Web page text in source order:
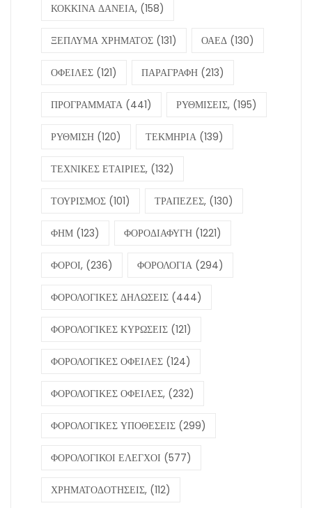
ΚΟΚΚΙΝΑ ΔΑΝΕΙΑ, (158)
ΞΕΠΛΥΜΑ ΧΡΗΜΑΤΟΣ (131) ΟΑΕΔ (130)
ΟΦΕΙΛΕΣ (121) ΠΑΡΑΓΡΑΦΗ (213)
ΠΡΟΓΡΑΜΜΑΤΑ (441) ΡΥΘΜΙΣΕΙΣ, (195)
ΡΥΘΜΙΣΗ (120) ΤΕΚΜΗΡΙΑ (139)
ΤΕΧΝΙΚΕΣ ΕΤΑΙΡΙΕΣ, (132)
ΤΟΥΡΙΣΜΟΣ (101) ΤΡΑΠΕΖΕΣ, (130)
ΦΗΜ (123) ΦΟΡΟΔΙΑΦΥΓΗ (1221)
ΦΟΡΟΙ, (236) ΦΟΡΟΛΟΓΙΑ (294)
ΦΟΡΟΛΟΓΙΚΕΣ ΔΗΛΩΣΕΙΣ (444)
ΦΟΡΟΛΟΓΙΚΕΣ ΚΥΡΩΣΕΙΣ (121)
ΦΟΡΟΛΟΓΙΚΕΣ ΟΦΕΙΛΕΣ (124)
ΦΟΡΟΛΟΓΙΚΕΣ ΟΦΕΙΛΕΣ, (232)
ΦΟΡΟΛΟΓΙΚΕΣ ΥΠΟΘΕΣΕΙΣ (299)
ΦΟΡΟΛΟΓΙΚΟΙ ΕΛΕΓΧΟΙ (577)
ΧΡΗΜΑΤΟΔΟΤΗΣΕΙΣ, (112)